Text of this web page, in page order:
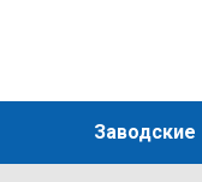
Заводские